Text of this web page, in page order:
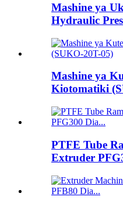
Mashine ya
Hydraulic
Mashine ya
Kiotomatiki
PTFE Tube
Extruder